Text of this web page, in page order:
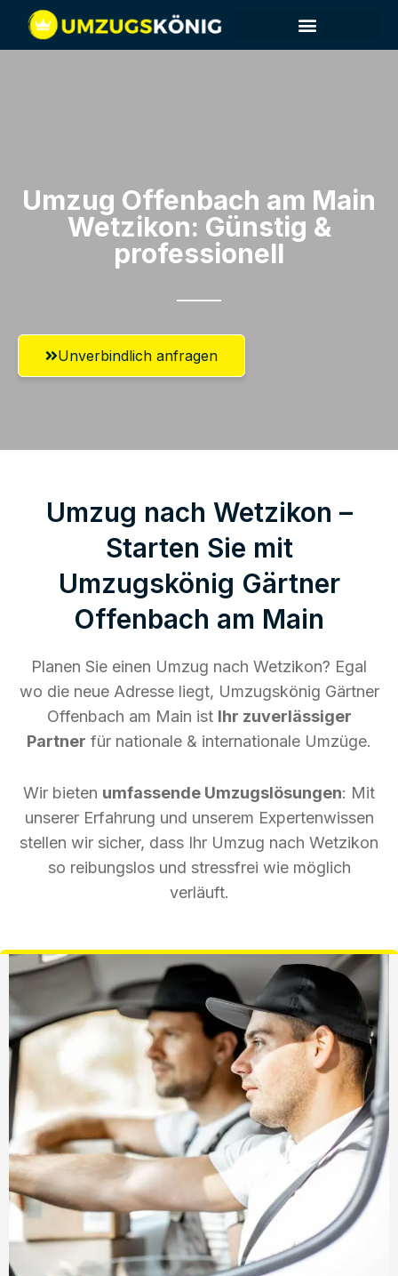
Umzug Offenbach am Main​
Wetzikon: Günstig &
professionell​
Unverbindlich anfragen
Umzug nach Wetzikon –
Starten Sie mit
Umzugskönig Gärtner
Offenbach am Main
Planen Sie einen Umzug nach Wetzikon? Egal
wo die neue Adresse liegt, Umzugskönig Gärtner
Offenbach am Main ist Ihr zuverlässiger
Partner für nationale & internationale Umzüge.
Wir bieten umfassende Umzugslösungen: Mit
unserer Erfahrung und unserem Expertenwissen
stellen wir sicher, dass Ihr Umzug nach Wetzikon
so reibungslos und stressfrei wie möglich
verläuft.